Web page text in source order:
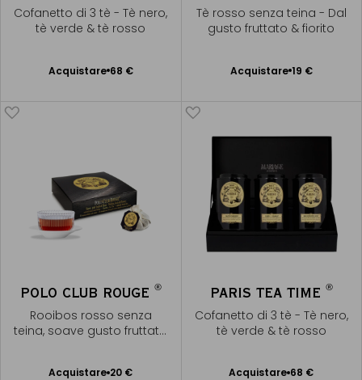
Cofanetto di 3 tè - Tè nero,
tè verde & tè rosso
Acquistare 68 €
Aggiungere
Tè rosso senza teina - Dal
gusto fruttato & fiorito
Acquistare 19 €
Aggiungere
POLO CLUB ROUGE ®
Rooibos rosso senza
teina, soave gusto fruttato
Acquistare 20 €
PARIS TEA TIME ®
Cofanetto di 3 tè - Tè nero,
tè verde & tè rosso
Acquistare 68 €